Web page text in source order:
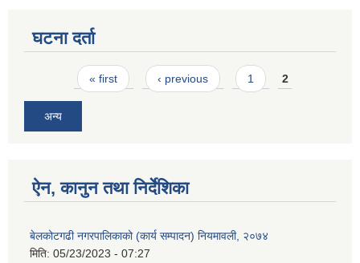
घटना दर्ता
Pages« first ‹ previous 1 2
अन्य
ऐन, कानुन तथा निर्देशिका
बेलकोटगढी नगरपालिकाको (कार्य सम्पादन) नियमावली, २०७४
मिति: 05/23/2023 - 07:27